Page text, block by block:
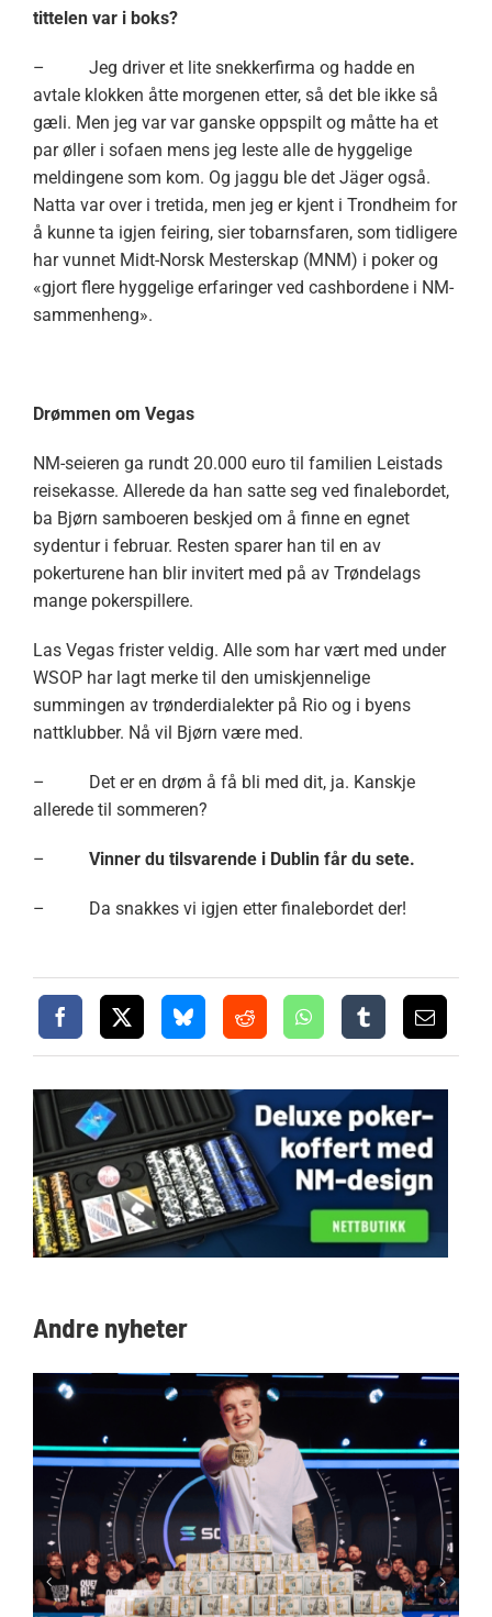
tittelen var i boks?
– Jeg driver et lite snekkerfirma og hadde en
avtale klokken åtte morgenen etter, så det ble ikke så
gæli. Men jeg var var ganske oppspilt og måtte ha et
par øller i sofaen mens jeg leste alle de hyggelige
meldingene som kom. Og jaggu ble det Jäger også.
Natta var over i tretida, men jeg er kjent i Trondheim for
å kunne ta igjen feiring, sier tobarnsfaren, som tidligere
har vunnet Midt-Norsk Mesterskap (MNM) i poker og
«gjort flere hyggelige erfaringer ved cashbordene i NM-
sammenheng».
Drømmen om Vegas
NM-seieren ga rundt 20.000 euro til familien Leistads
reisekasse. Allerede da han satte seg ved finalebordet,
ba Bjørn samboeren beskjed om å finne en egnet
sydentur i februar. Resten sparer han til en av
pokerturene han blir invitert med på av Trøndelags
mange pokerspillere.
Las Vegas frister veldig. Alle som har vært med under
WSOP har lagt merke til den umiskjennelige
summingen av trønderdialekter på Rio og i byens
nattklubber. Nå vil Bjørn være med.
– Det er en drøm å få bli med dit, ja. Kanskje
allerede til sommeren?
– Vinner du tilsvarende i Dublin får du sete.
– Da snakkes vi igjen etter finalebordet der!
Andre nyheter